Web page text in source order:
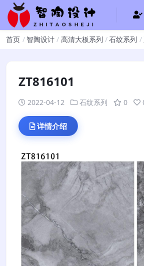
首页 智陶设计 高清大板系列 石纹系列
ZT816101
2022-04-12 石纹系列 0
详情介绍